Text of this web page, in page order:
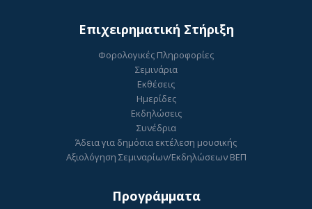
Επιχειρηματική Στήριξη
Φορολογικές Πληροφορίες
Σεμινάρια
Εκθέσεις
Ημερίδες
Εκδηλώσεις
Συνέδρια
Άδεια για δημόσια εκτέλεση μουσικής
Αξιολόγηση Σεμιναρίων/Εκδηλώσεων ΒΕΠ
Προγράμματα